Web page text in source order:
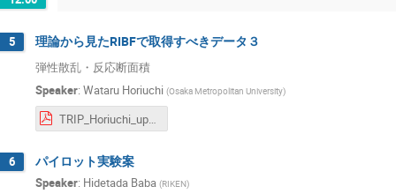
5 理論から見たRIBFで取得すべきデータ３
弾性散乱・反応断面積
Speaker: Wataru Horiuchi (Osaka Metropolitan University)
TRIP_Horiuchi_upload.pdf
6 パイロット実験案
Speaker: Hidetada Baba (RIKEN)